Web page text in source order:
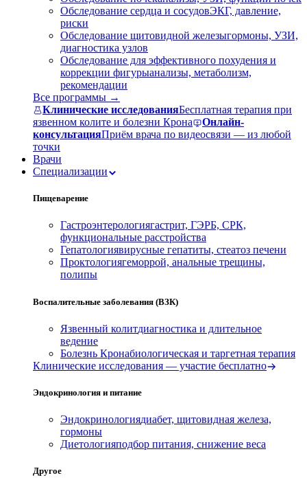
Обследование сердца и сосудовЭКГ, давление,
риски
Обследование щитовидной железыгормоны, УЗИ,
диагностика узлов
Обследование для эффективного похудения и
коррекции фигурыанализы, метаболизм,
рекомендации
Все программы →
Клинические исследованияБесплатная терапия при
язвенном колите и болезни Крона
Онлайн-
консультацияПриём врача по видеосвязи — из любой
точки
Врачи
Специализации
Пищеварение
Гастроэнтерологиягастрит, ГЭРБ, СРК,
функциональные расстройства
Гепатологиявирусные гепатиты, стеатоз печени
Проктологиягеморрой, анальные трещины,
полипы
Воспалительные заболевания (ВЗК)
Язвенный колитдиагностика и длительное
ведение
Болезнь Кронабиологическая и таргетная терапия
Клинические исследования — участие бесплатно
Эндокринология и питание
Эндокринологиядиабет, щитовидная железа,
гормоны
Диетологияподбор питания, снижение веса
Другое